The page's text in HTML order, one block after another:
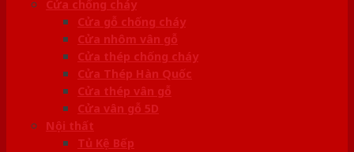
Cửa chống cháy
Cửa gỗ chống cháy
Cửa nhôm vân gỗ
Cửa thép chống cháy
Cửa Thép Hàn Quốc
Cửa thép vân gỗ
Cửa vân gỗ 5D
Nội thất
Tủ Kệ Bếp